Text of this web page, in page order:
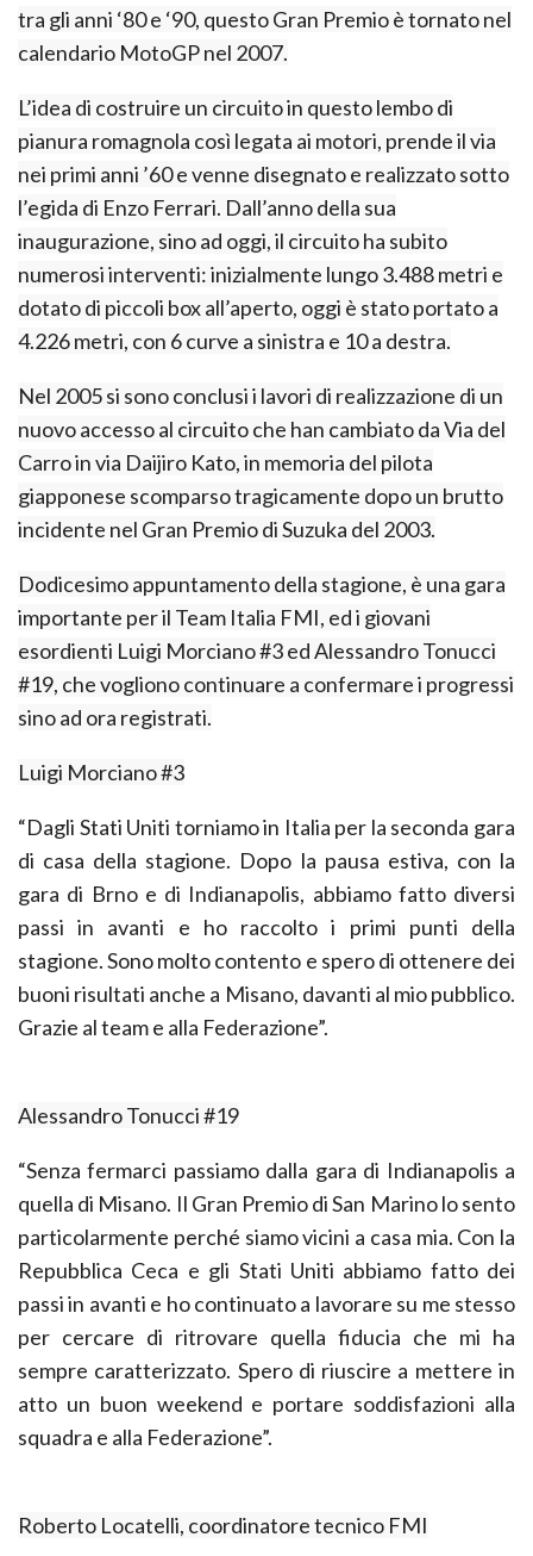
tra gli anni ‘80 e ‘90, questo Gran Premio è tornato nel
calendario MotoGP nel 2007.
L’idea di costruire un circuito in questo lembo di
pianura romagnola così legata ai motori, prende il via
nei primi anni ’60 e venne disegnato e realizzato sotto
l’egida di Enzo Ferrari. Dall’anno della sua
inaugurazione, sino ad oggi, il circuito ha subito
numerosi interventi: inizialmente lungo 3.488 metri e
dotato di piccoli box all’aperto, oggi è stato portato a
4.226 metri, con 6 curve a sinistra e 10 a destra.
Nel 2005 si sono conclusi i lavori di realizzazione di un
nuovo accesso al circuito che han cambiato da Via del
Carro in via Daijiro Kato, in memoria del pilota
giapponese scomparso tragicamente dopo un brutto
incidente nel Gran Premio di Suzuka del 2003.
Dodicesimo appuntamento della stagione, è una gara
importante per il Team Italia FMI, ed i giovani
esordienti Luigi Morciano #3edAlessandro Tonucci
#19, che vogliono continuare a confermare i progressi
sino ad ora registrati.
Luigi Morciano #3
“Dagli Stati Uniti torniamo in Italia per la seconda gara
di casa della stagione. Dopo la pausa estiva, con la
gara di Brno e di Indianapolis, abbiamo fatto diversi
passi in avanti e ho raccolto i primi punti della
stagione. Sono molto contento e spero di ottenere dei
buoni risultati anche a Misano, davanti al mio pubblico.
Grazie al team e alla Federazione”.
Alessandro Tonucci #19
“Senza fermarci passiamo dalla gara di Indianapolis a
quella di Misano. Il Gran Premio di San Marino lo sento
particolarmente perché siamo vicini a casa mia. Con la
Repubblica Ceca e gli Stati Uniti abbiamo fatto dei
passi in avanti e ho continuato a lavorare su me stesso
per cercare di ritrovare quella fiducia che mi ha
sempre caratterizzato. Spero di riuscire a mettere in
atto un buon weekend e portare soddisfazioni alla
squadra e alla Federazione”.
Roberto Locatelli, coordinatore tecnico FMI